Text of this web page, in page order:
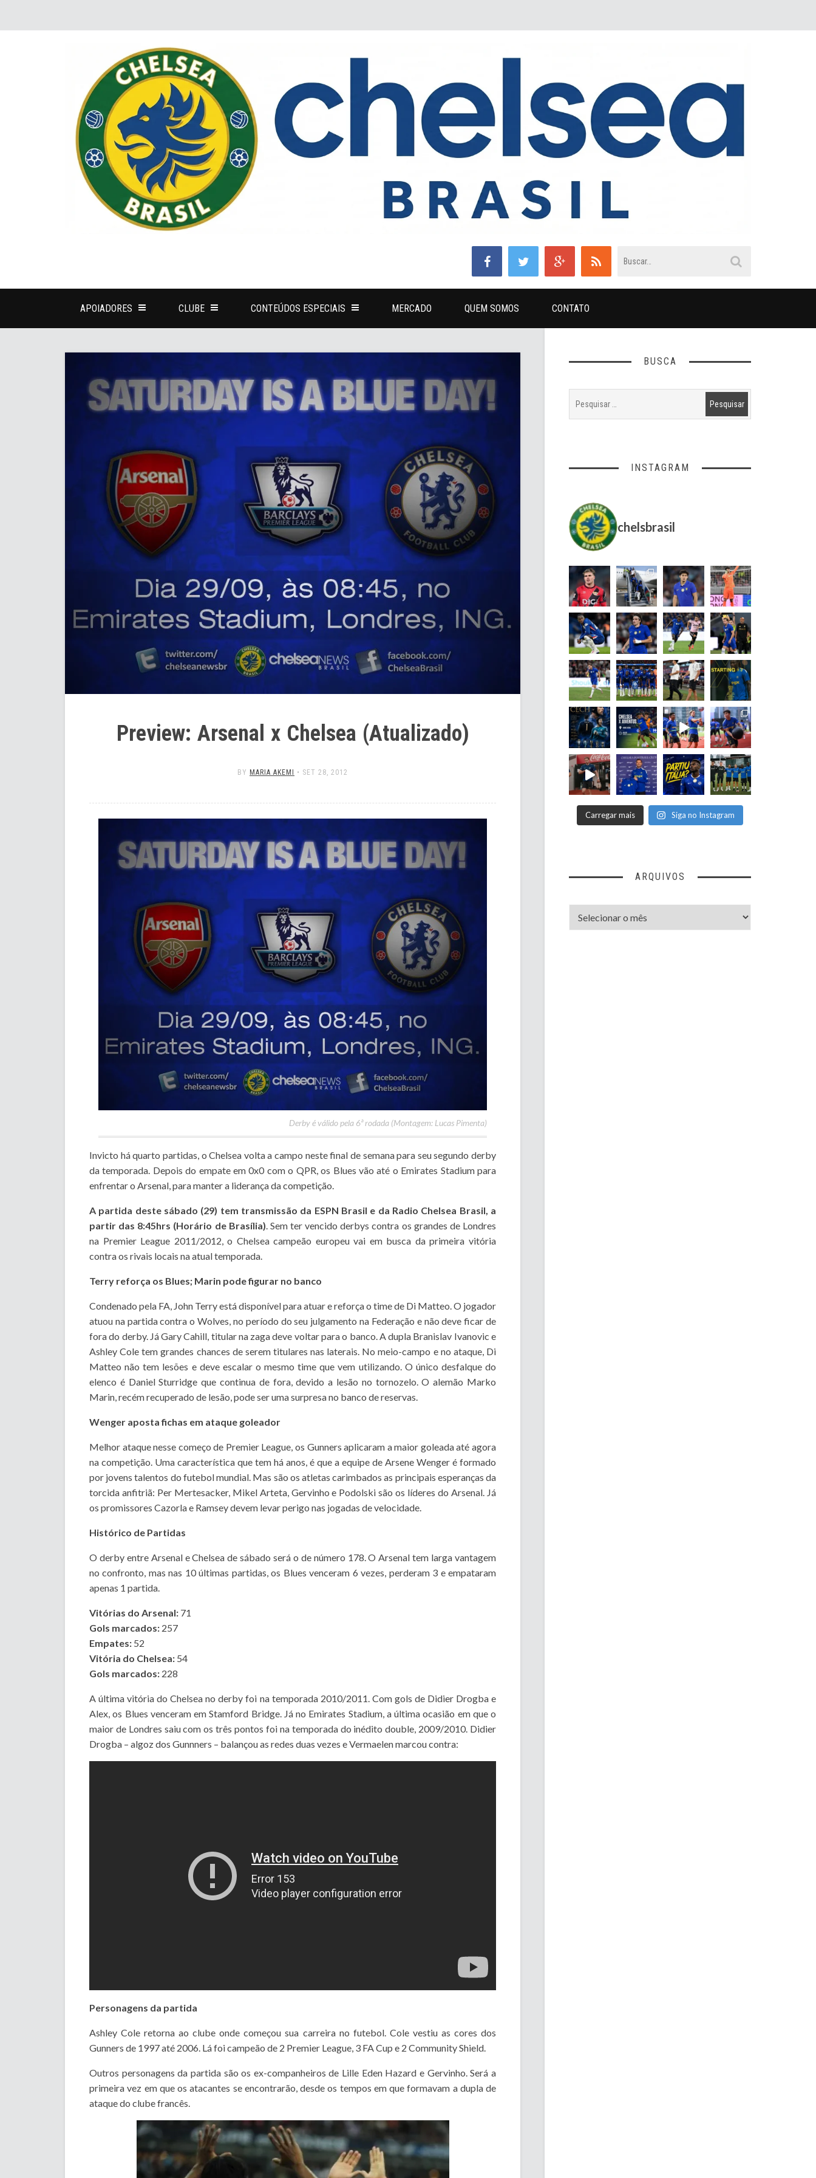
APOIADORES CLUBE CONTEÚDOS ESPECIAIS MERCADO QUEM SOMOS CONTATO
Preview: Arsenal x Chelsea (Atualizado)
BY MARIA AKEMI • SET 28, 2012
Derby é válido pela 6ª rodada (Montagem: Lucas Pimenta)
Invicto há quarto partidas, o Chelsea volta a campo neste final de semana para seu segundo derby
da temporada. Depois do empate em 0x0 com o QPR, os Blues vão até o Emirates Stadium para
enfrentar o Arsenal, para manter a liderança da competição.
A partida deste sábado (29) tem transmissão da ESPN Brasil e da Radio Chelsea Brasil, a
partir das 8:45hrs (Horário de Brasília). Sem ter vencido derbys contra os grandes de Londres
na Premier League 2011/2012, o Chelsea campeão europeu vai em busca da primeira vitória
contra os rivais locais na atual temporada.
Terry reforça os Blues; Marin pode figurar no banco
Condenado pela FA, John Terry está disponível para atuar e reforça o time de Di Matteo. O jogador
atuou na partida contra o Wolves, no período do seu julgamento na Federação e não deve ficar de
fora do derby. Já Gary Cahill, titular na zaga deve voltar para o banco. A dupla Branislav Ivanovic e
Ashley Cole tem grandes chances de serem titulares nas laterais. No meio-campo e no ataque, Di
Matteo não tem lesões e deve escalar o mesmo time que vem utilizando. O único desfalque do
elenco é Daniel Sturridge que continua de fora, devido a lesão no tornozelo. O alemão Marko
Marin, recém recuperado de lesão, pode ser uma surpresa no banco de reservas.
Wenger aposta fichas em ataque goleador
Melhor ataque nesse começo de Premier League, os Gunners aplicaram a maior goleada até agora
na competição. Uma característica que tem há anos, é que a equipe de Arsene Wenger é formado
por jovens talentos do futebol mundial. Mas são os atletas carimbados as principais esperanças da
torcida anfitriã: Per Mertesacker, Mikel Arteta, Gervinho e Podolski são os líderes do Arsenal. Já
os promissores Cazorla e Ramsey devem levar perigo nas jogadas de velocidade.
Histórico de Partidas
O derby entre Arsenal e Chelsea de sábado será o de número 178. O Arsenal tem larga vantagem
no confronto, mas nas 10 últimas partidas, os Blues venceram 6 vezes, perderam 3 e empataram
apenas 1 partida.
Vitórias do Arsenal: 71
Gols marcados: 257
Empates: 52
Vitória do Chelsea: 54
Gols marcados: 228
A última vitória do Chelsea no derby foi na temporada 2010/2011. Com gols de Didier Drogba e
Alex, os Blues venceram em Stamford Bridge. Já no Emirates Stadium, a última ocasião em que o
maior de Londres saiu com os três pontos foi na temporada do inédito double, 2009/2010. Didier
Drogba – algoz dos Gunnners – balançou as redes duas vezes e Vermaelen marcou contra:
Personagens da partida
Ashley Cole retorna ao clube onde começou sua carreira no futebol. Cole vestiu as cores dos
Gunners de 1997 até 2006. Lá foi campeão de 2 Premier League, 3 FA Cup e 2 Community Shield.
Outros personagens da partida são os ex-companheiros de Lille Eden Hazard e Gervinho. Será a
primeira vez em que os atacantes se encontrarão, desde os tempos em que formavam a dupla de
ataque do clube francês.
BUSCA
INSTAGRAM
chelsbrasil
Carregar mais Siga no Instagram
ARQUIVOS